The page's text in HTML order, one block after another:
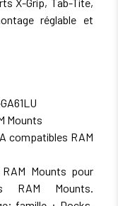
réglable et
Mounts
compatibles RAM
Mounts pour
RAM Mounts.